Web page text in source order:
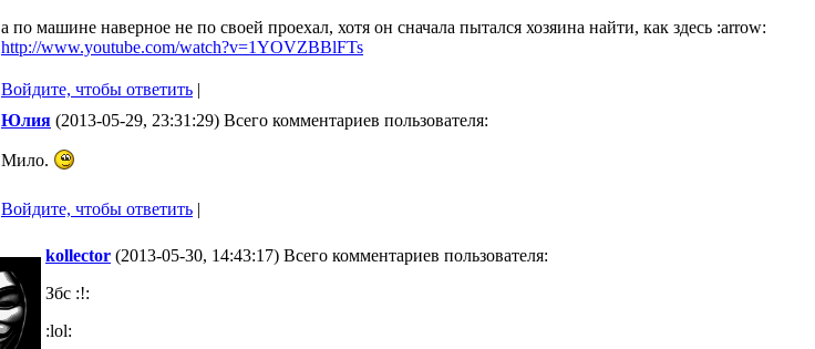
а по машине наверное не по своей проехал, хотя он сначала пытался хозяина найти, как здесь :arrow:
http://www.youtube.com/watch?v=1YOVZBBlFTs
Войдите, чтобы ответить |
Юлия (2013-05-29, 23:31:29) Всего комментариев пользователя:
Мило.
Войдите, чтобы ответить |
kollector (2013-05-30, 14:43:17) Всего комментариев пользователя:
Збс :!:
:lol: